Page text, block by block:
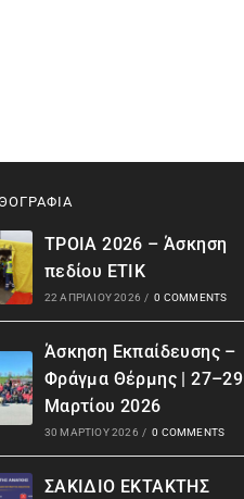
ΤΡΟΙΑ 2026 – Άσκηση
πεδίου ΕΤΙΚ
22 ΑΠΡΙΛΊΟΥ 2026 / 0 COMMENTS
Άσκηση Εκπαίδευσης –
Φράγμα Θέρμης | 27–29
Μαρτίου 2026
30 ΜΑΡΤΊΟΥ 2026 / 0 COMMENTS
ΣΑΚΙΔΙΟ ΕΚΤΑΚΤΗΣ